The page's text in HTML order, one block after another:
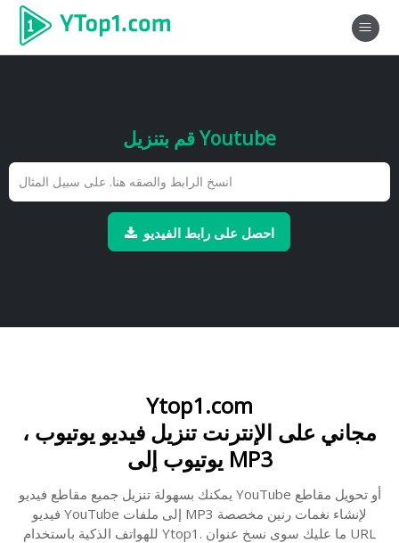
قم بتنزيل Youtube
احصل على رابط الفيديو
Ytop1.com
مجاني على الإنترنت تنزيل فيديو يوتيوب ،
يوتيوب إلى MP3
يمكنك بسهولة تنزيل جميع مقاطع فيديو YouTube أو تحويل مقاطع
فيديو YouTube إلى ملفات MP3 لإنشاء نغمات رنين مخصصة
للهواتف الذكية باستخدام Ytop1. ما عليك سوى نسخ عنوان URL